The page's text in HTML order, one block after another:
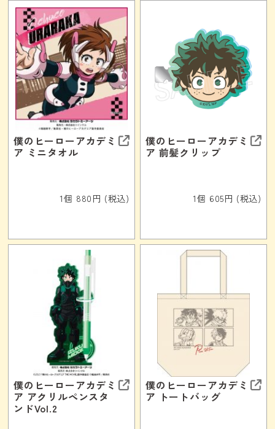
僕のヒーローアカデミ
ア ミニタオル
1個 880円 (税込)
僕のヒーローアカデミ
ア 前髪クリップ
1個 605円 (税込)
僕のヒーローアカデミ
ア アクリルペンスタ
ンドVol.2
僕のヒーローアカデミ
ア トートバッグ